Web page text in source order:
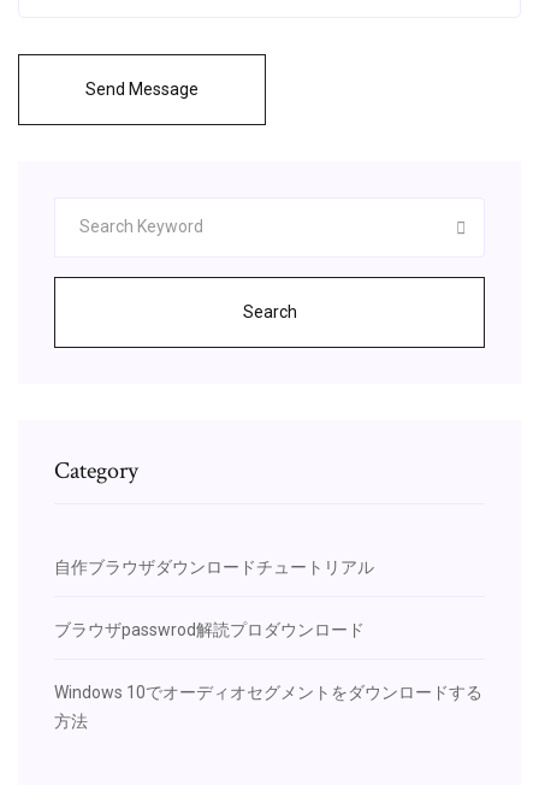
Send Message
Search
Category
自作ブラウザダウンロードチュートリアル
ブラウザpasswrod解読プロダウンロード
Windows 10でオーディオセグメントをダウンロードする
方法